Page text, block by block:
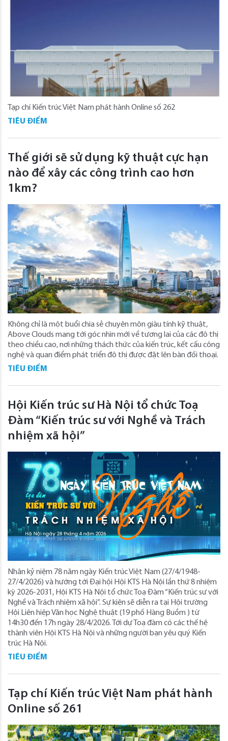
Tạp chí Kiến trúc Việt Nam phát hành Online số 262
TIÊU ĐIỂM
Thế giới sẽ sử dụng kỹ thuật cực hạn
nào để xây các công trình cao hơn
1km?
Không chỉ là một buổi chia sẻ chuyên môn giàu tính kỹ thuật,
Above Clouds mang tới góc nhìn mới về tương lai của các đô thị
theo chiều cao, nơi những thách thức của kiến trúc, kết cấu công
nghệ và quan điểm phát triển đô thị được đặt lên bàn đối thoại.
TIÊU ĐIỂM
Hội Kiến trúc sư Hà Nội tổ chức Toạ
Đàm “Kiến trúc sư với Nghề và Trách
nhiệm xã hội”
Nhân kỷ niệm 78 năm ngày Kiến trúc Việt Nam (27/4/1948-
27/4/2026) và hướng tới Đại hội Hội KTS Hà Nội lần thứ 8 nhiệm
kỳ 2026-2031, Hội KTS Hà Nội tổ chức Toạ Đàm “Kiến trúc sư với
Nghề và Trách nhiệm xã hội”. Sự kiện sẽ diễn ra tại Hội trường
Hội Liên hiệp Văn học Nghệ thuật (19 phố Hàng Buồm ) từ
14h30 đến 17h ngày 28/4/2026. Tới dự Toạ đàm có các thế hệ
thành viên Hội KTS Hà Nội và những người bạn yêu quý Kiến
trúc Hà Nội.
TIÊU ĐIỂM
Tạp chí Kiến trúc Việt Nam phát hành
Online số 261